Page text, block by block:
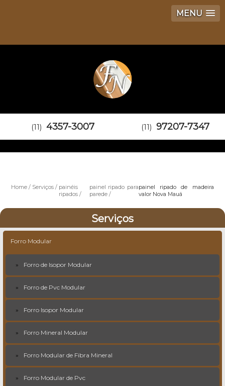
MENU
(11) 4357-3007 (11) 97207-7347
Home Serviços
painéis
ripados
painel ripado para
parede
painel ripado de madeira
valor Nova Mauá
Serviços
Forro Modular
Forro de Isopor Modular
Forro de Pvc Modular
Forro Isopor Modular
Forro Mineral Modular
Forro Modular de Fibra Mineral
Forro Modular de Pvc